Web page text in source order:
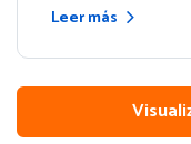
Leer más